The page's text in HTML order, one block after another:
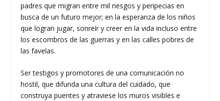
padres que migran entre mil riesgos y peripecias en
busca de un futuro mejor; en la esperanza de los niños
que logran jugar, sonreír y creer en la vida incluso entre
los escombros de las guerras y en las calles pobres de
las favelas.
Ser testigos y promotores de una comunicación no
hostil, que difunda una cultura del cuidado, que
construya puentes y atraviese los muros visibles e